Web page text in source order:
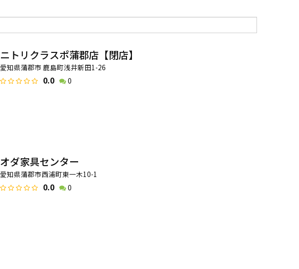
ニトリクラスポ蒲郡店【閉店】
愛知県蒲郡市 鹿島町浅井新田1-26
0.0 0
オダ家具センター
愛知県蒲郡市西浦町東一木10-1
0.0 0